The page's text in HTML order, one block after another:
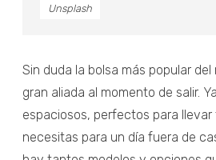
Unsplash
Sin duda la bolsa más popular
gran aliada al momento de salir.
espaciosos, perfectos para llevar
necesitas para un día fuera de